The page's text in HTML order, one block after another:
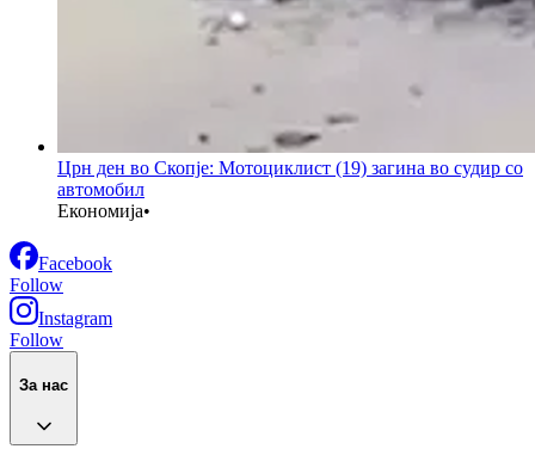
Црн ден во Скопје: Мотоциклист (19) загина во судир со
автомобил
Економија•
Facebook
Follow
Instagram
Follow
За нас